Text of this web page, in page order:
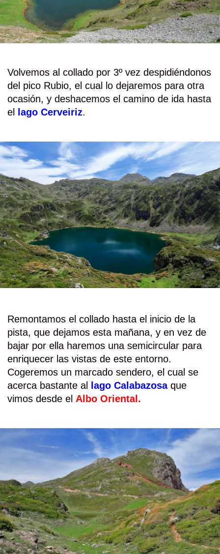
Volvemos al collado por 3º vez despidiéndonos
del pico Rubio, el cual lo dejaremos para otra
ocasión, y deshacemos el camino de ida hasta
el lago Cerveiriz.
Remontamos el collado hasta el inicio de la
pista, que dejamos esta mañana, y en vez de
bajar por ella haremos una semicircular para
enriquecer las vistas de este entorno.
Cogeremos un marcado sendero, el cual se
acerca bastante al
lago Calabazosaque
vimos desde el Albo Oriental.